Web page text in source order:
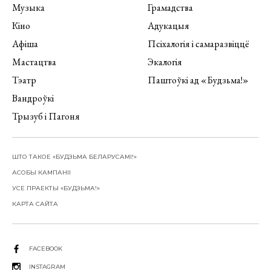
Музыка
Кіно
Афіша
Мастацтва
Тэатр
Вандроўкі
Трызуб і Пагоня
Грамадства
Адукацыя
Псіхалогія і самаразвіццё
Экалогія
Паштоўкі ад «Будзьма!»
ШТО ТАКОЕ «БУДЗЬМА БЕЛАРУСАМІ!»
АСОБЫ КАМПАНІІ
УСЕ ПРАЕКТЫ «БУДЗЬМА!»
КАРТА САЙТА
FACEBOOK
INSTAGRAM